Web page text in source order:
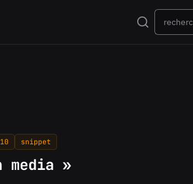
Rechercher
snippet
media »